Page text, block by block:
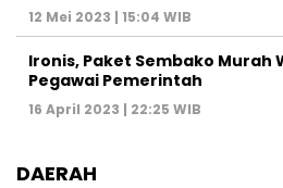
12 Mei 2023 | 15:04 WIB
Ironis, Paket Sembako Murah
Pegawai Pemerintah
16 April 2023 | 22:25 WIB
DAERAH